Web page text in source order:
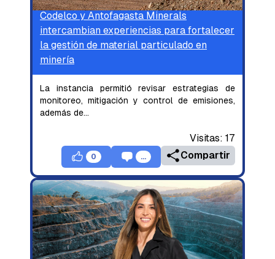
Codelco y Antofagasta Minerals
intercambian experiencias para fortalecer
la gestión de material particulado en
minería
La instancia permitió revisar estrategias de
monitoreo, mitigación y control de emisiones,
además de...
Visitas: 17
0 ... Compartir